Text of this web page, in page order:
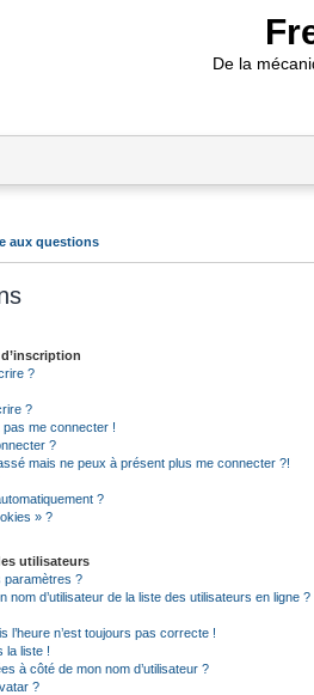
De la
aux questions
?
?
me connecter !
?
mais ne peux à présent plus me connecter ?!
?
» ?
utilisateurs
paramètres ?
nom d’utilisateur de la liste des utilisateurs en ligne ?
l’heure n’est toujours pas correcte !
la liste !
à côté de mon nom d’utilisateur ?
?